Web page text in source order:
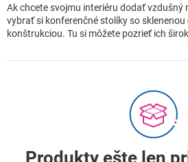
Ak chcete svojmu interiéru dodať vzdušný
vybrať si konferenčné stolíky so
konštrukciou. Tu si môžete pozrieť ich
Produkty ešte len